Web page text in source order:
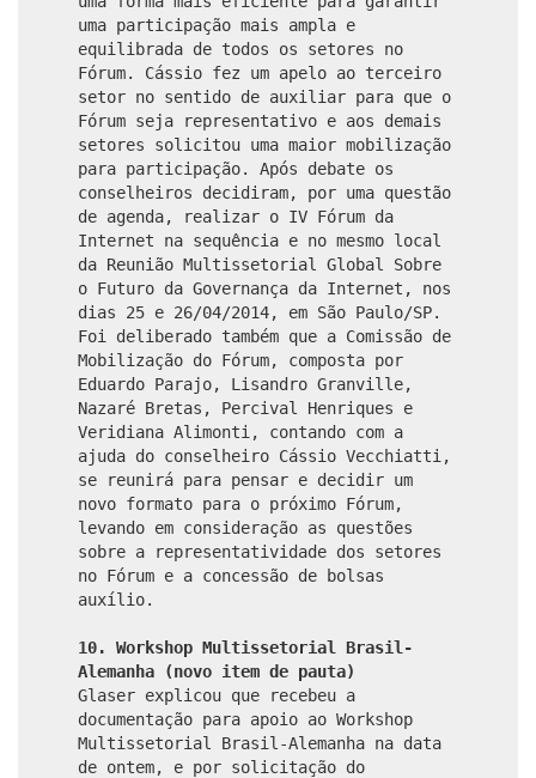
uma participação mais ampla e
equilibrada de todos os setores no
Fórum. Cássio fez um apelo ao terceiro
setor no sentido de auxiliar para que o
Fórum seja representativo e aos demais
setores solicitou uma maior mobilização
para participação. Após debate os
conselheiros decidiram, por uma questão
de agenda, realizar o IV Fórum da
Internet na sequência e no mesmo local
da Reunião Multissetorial Global Sobre
o Futuro da Governança da Internet, nos
dias 25 e 26/04/2014, em São Paulo/SP.
Foi deliberado também que a Comissão de
Mobilização do Fórum, composta por
Eduardo Parajo, Lisandro Granville,
Nazaré Bretas, Percival Henriques e
Veridiana Alimonti, contando com a
ajuda do conselheiro Cássio Vecchiatti,
se reunirá para pensar e decidir um
novo formato para o próximo Fórum,
levando em consideração as questões
sobre a representatividade dos setores
no Fórum e a concessão de bolsas
auxílio.
10. Workshop Multissetorial Brasil-
Alemanha (novo item de pauta)
Glaser explicou que recebeu a
documentação para apoio ao Workshop
Multissetorial Brasil-Alemanha na data
de ontem, e por solicitação do